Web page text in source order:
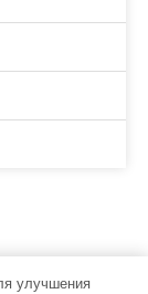
улучшения